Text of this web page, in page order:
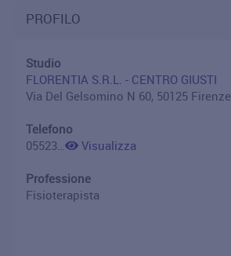
PROFILO
Studio
FLORENTIA S.R.L. - CENTRO GIUSTI
Via Del Gelsomino N 60, 50125 Firenze
Telefono
0552322698
Visualizza
Professione
Fisioterapista